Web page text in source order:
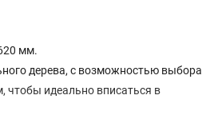
мм.
дерева, с возможностью выбора
чтобы идеально вписаться в